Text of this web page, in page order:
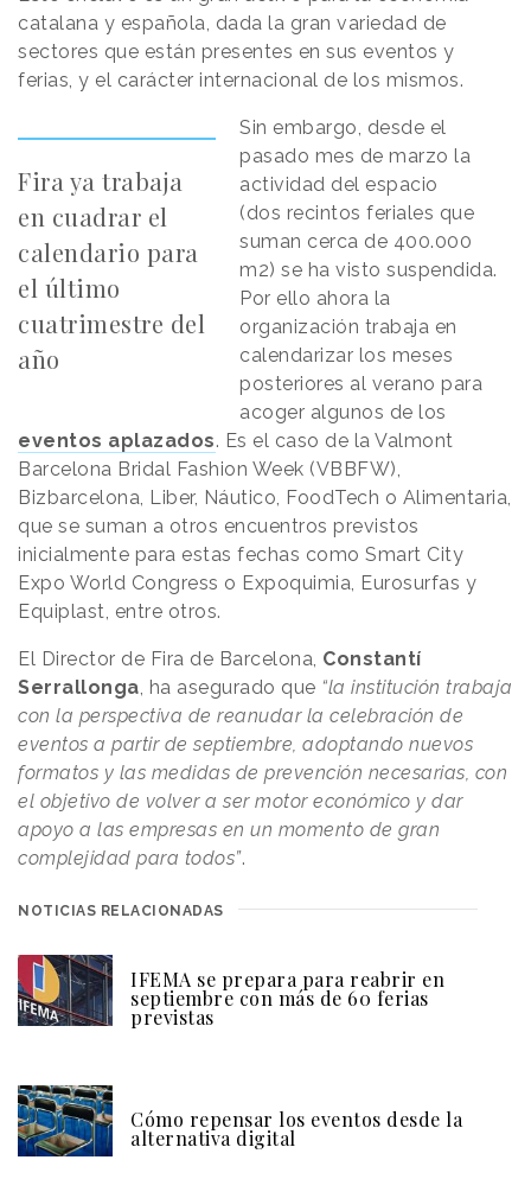
catalana y española, dada la gran variedad de
sectores que están presentes en sus eventos y
ferias, y el carácter internacional de los mismos.
Fira ya trabaja
en cuadrar el
calendario para
el último
cuatrimestre del
año
Sin embargo, desde el
pasado mes de marzo la
actividad del espacio
(dos recintos feriales que
suman cerca de 400.000
m2) se ha visto suspendida.
Por ello ahora la
organización trabaja en
calendarizar los meses
posteriores al verano para
acoger algunos de los
eventos aplazados. Es el caso de la Valmont
Barcelona Bridal Fashion Week (VBBFW),
Bizbarcelona, Liber, Náutico, FoodTech o Alimentaria,
que se suman a otros encuentros previstos
inicialmente para estas fechas como Smart City
Expo World Congress o Expoquimia, Eurosurfas y
Equiplast, entre otros.
El Director de Fira de Barcelona, Constantí
Serrallonga , ha asegurado que “la institución trabaja
con la perspectiva de reanudar la celebración de
eventos a partir de septiembre, adoptando nuevos
formatos y las medidas de prevención necesarias, con
el objetivo de volver a ser motor económico y dar
apoyo a las empresas en un momento de gran
complejidad para todos”.
NOTICIAS RELACIONADAS
IFEMA se prepara para reabrir en
septiembre con más de 60 ferias
previstas
Cómo repensar los eventos desde la
alternativa digital